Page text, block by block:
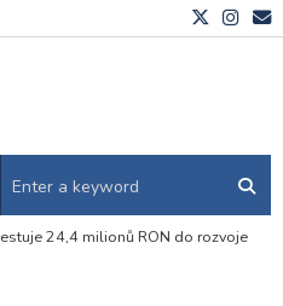
24,4 milionů RON do rozvoje